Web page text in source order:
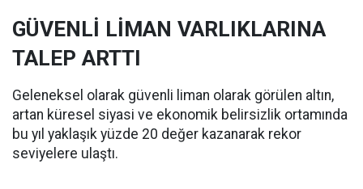
GÜVENLİ LİMAN VARLIKLARINA
TALEP ARTTI
Geleneksel olarak güvenli liman olarak görülen altın,
artan küresel siyasi ve ekonomik belirsizlik ortamında
bu yıl yaklaşık yüzde 20 değer kazanarak rekor
seviyelere ulaştı.